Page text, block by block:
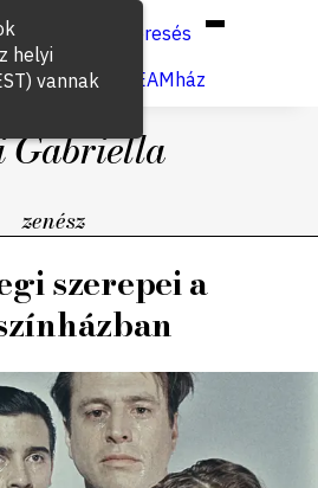
Keresés
VígSTREAMház
Gabriella
zenész
szerepei a
helyi
vannak